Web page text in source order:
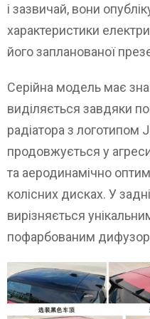
і зазвичай, вони
характеристики
його запланованої
Серійна модель має
виділяється завдяки
радіатора з логотипом
продовжується у
та аеродинамічно
колісних дисках. У
вирізняється
пофарбованим